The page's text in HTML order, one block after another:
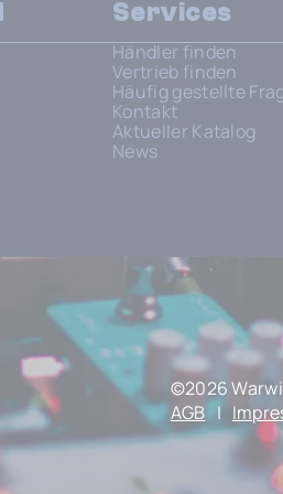
Services
Händler finden
Vertrieb finden
Häufig gestellte
Kontakt
Aktueller Katalog
News
©2026
AGB |